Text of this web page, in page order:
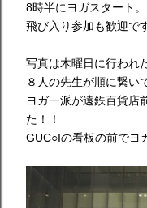
8時半にヨガスタート。
飛び入り参加も歓迎で
写真は木曜日に行われ
８人の先生が順に繋い
ヨガ一派が遠鉄百貨店
た！！
GUC○Iの看板の前でヨ